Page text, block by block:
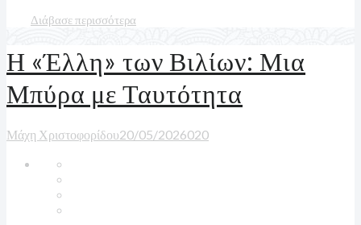
Διάβασε περισσότερα
Η «Έλλη» των Βιλίων: Μια
Μπύρα με Ταυτότητα
Μάχη Χριστοφορίδου20/05/2026020